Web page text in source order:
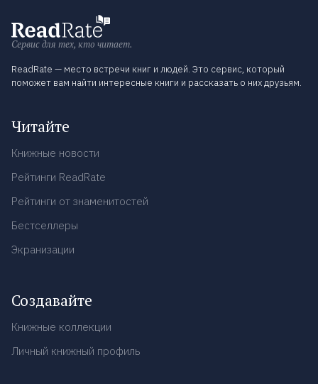
Сервис для тех, кто читает.
ReadRate — место встречи книг и людей. Это сервис, который
поможет вам найти интересные книги и рассказать о них друзьям.
Читайте
Книжные новости
Рейтинги ReadRate
Рейтинги от знаменитостей
Бестселлеры
Экранизации
Создавайте
Книжные коллекции
Личный книжный профиль